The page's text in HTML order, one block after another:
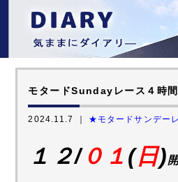
モタードSundayレース４時
2024.11.7 ｜ ★モタードサンデー
１２/０１ (日)